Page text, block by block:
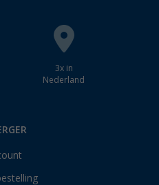
3x in
Nederland